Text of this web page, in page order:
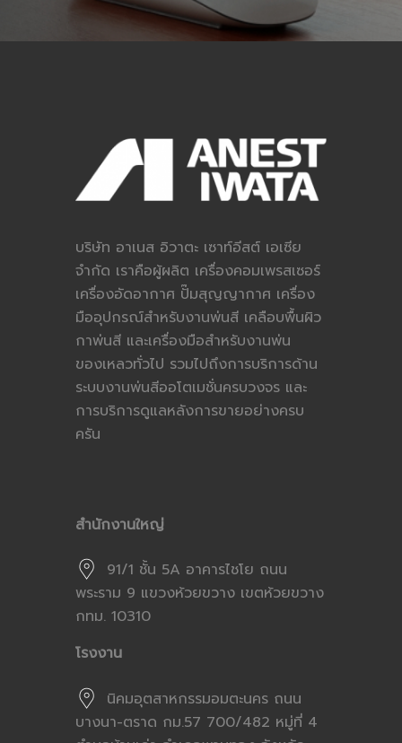
บริษัท อาเนส อิวาตะ เซาท์อีสต์ เอเซีย
จำกัด เราคือผู้ผลิต เครื่องคอมเพรสเซอร์
เครื่องอัดอากาศ ปั๊มสุญญากาศ เครื่อง
มืออุปกรณ์สำหรับงานพ่นสี เคลือบพื้นผิว
กาพ่นสี และเครื่องมือสำหรับงานพ่น
ของเหลวทั่วไป รวมไปถึงการบริการด้าน
ระบบงานพ่นสีออโตเมชั่นครบวงจร และ
การบริการดูแลหลังการขายอย่างครบ
ครัน
สำนักงานใหญ่
91/1 ชั้น 5A อาคารไชโย ถนน
พระราม 9 แขวงห้วยขวาง เขตห้วยขวาง
กทม. 10310
โรงงาน
นิคมอุตสาหกรรมอมตะนคร ถนน
บางนา-ตราด กม.57 700/482 หมู่ที่ 4